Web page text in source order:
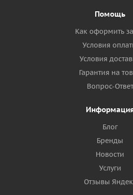
Помощь
Как оформить
Условия
Условия
Гарантия на
Вопрос-Ответ
Блог
Бренды
Новости
Услуги
Отзывы